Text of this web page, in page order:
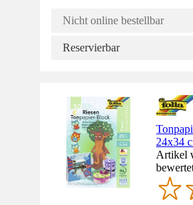
Nicht online bestellbar
Reservierbar
24x34
Artikel